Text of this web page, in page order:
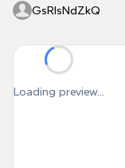
GsRIsNdZkQ
Loading preview...